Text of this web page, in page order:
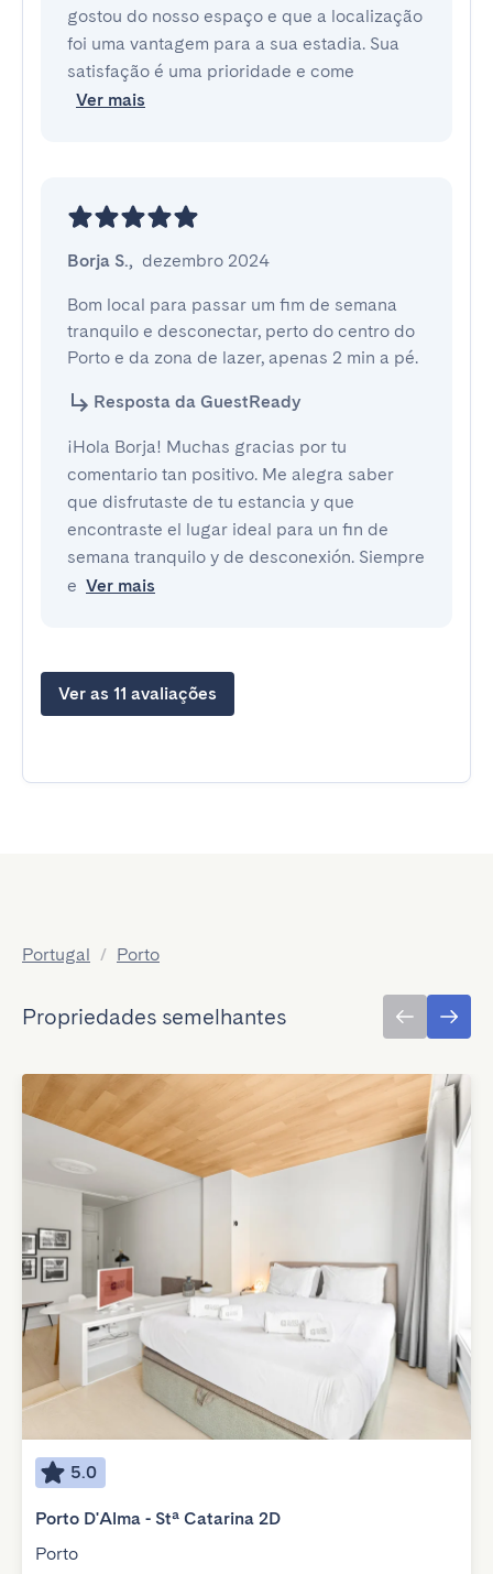
gostou do nosso espaço e que a localização
foi uma vantagem para a sua estadia. Sua
satisfação é uma prioridade e come
Ver mais
Borja S., dezembro 2024
Bom local para passar um fim de semana
tranquilo e desconectar, perto do centro do
Porto e da zona de lazer, apenas 2 min a pé.
Resposta da GuestReady
¡Hola Borja! Muchas gracias por tu
comentario tan positivo. Me alegra saber
que disfrutaste de tu estancia y que
encontraste el lugar ideal para un fin de
semana tranquilo y de desconexión. Siempre
e Ver mais
Ver as 11 avaliações
Portugal / Porto
Propriedades semelhantes
5.0
Porto D'Alma - Stª Catarina 2D
Porto